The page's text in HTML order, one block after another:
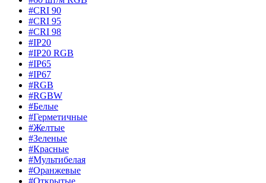
#CRI 90
#CRI 95
#CRI 98
#IP20
#IP20 RGB
#IP65
#IP67
#RGB
#RGBW
#Белые
#Герметичные
#Желтые
#Зеленые
#Красные
#Мультибелая
#Оранжевые